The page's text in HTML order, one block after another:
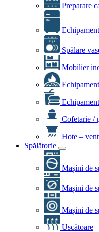
Preparare
Spălare
Mobilier
Cofetarie /
Hote –
Spălătorie
Mașini de
Mașini de
Mașini de
Uscătoare